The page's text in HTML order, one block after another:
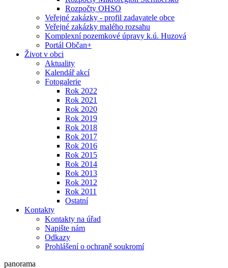
Rozpočty OHSO
Veřejné zakázky - profil zadavatele obce
Veřejné zakázky malého rozsahu
Komplexní pozemkové úpravy k.ú. Huzová
Portál Občan+
Život v obci
Aktuality
Kalendář akcí
Fotogalerie
Rok 2022
Rok 2021
Rok 2020
Rok 2019
Rok 2018
Rok 2017
Rok 2016
Rok 2015
Rok 2014
Rok 2013
Rok 2012
Rok 2011
Ostatní
Kontakty
Kontakty na úřad
Napište nám
Odkazy
Prohlášení o ochraně soukromí
panorama